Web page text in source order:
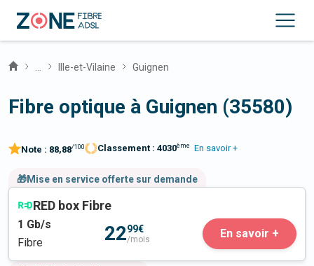
Ille-et-Vilaine Guignen
Fibre optique à Guignen (35580)
Note : 88,88/100 Classement : 4030ème En savoir +
🎁Mise en service offerte sur demande
RED box Fibre
1 Gb/s
Fibre
2299€
/mois En savoir +